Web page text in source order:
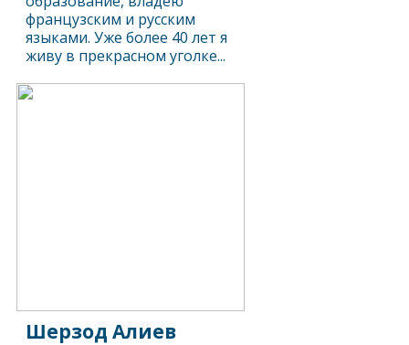
французским и русским
языками. Уже более 40 лет я
живу в прекрасном уголке...
Шерзод Алиев